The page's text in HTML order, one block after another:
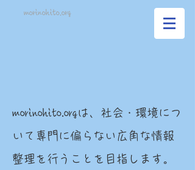
morinohito.org
morinohito.orgは、社会・環境につ
いて専門に偏らない広角な情報
整理を行うことを目指します。